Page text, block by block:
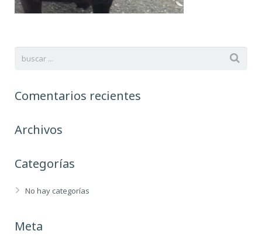
Comentarios recientes
Archivos
Categorías
No hay categorías
Meta